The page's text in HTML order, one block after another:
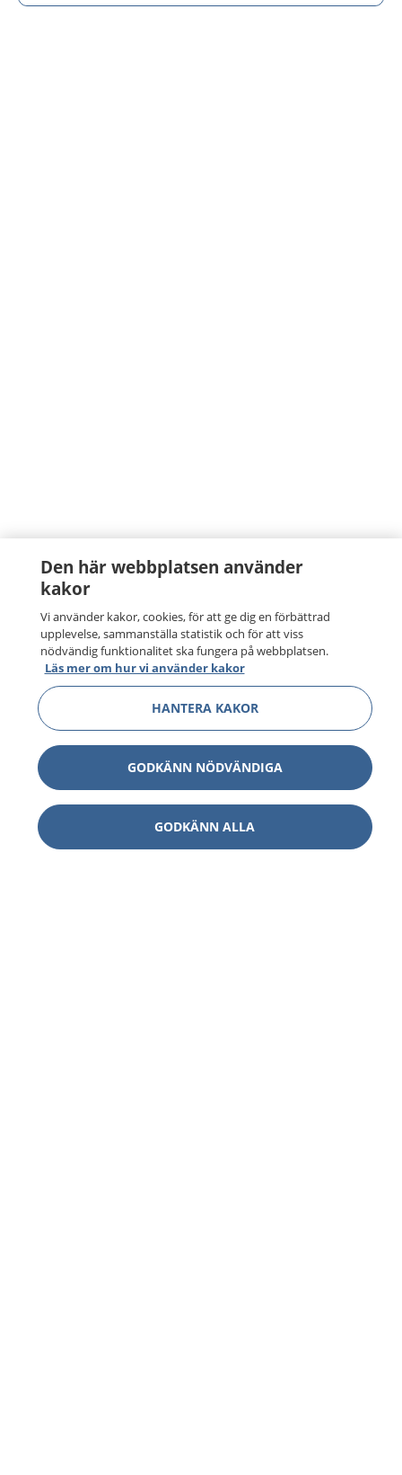
Den här webbplatsen använder
kakor
Vi använder kakor, cookies, för att ge dig en förbättrad
upplevelse, sammanställa statistik och för att viss
nödvändig funktionalitet ska fungera på webbplatsen.
Läs mer om hur vi använder kakor
HANTERA KAKOR
GODKÄNN NÖDVÄNDIGA
GODKÄNN ALLA